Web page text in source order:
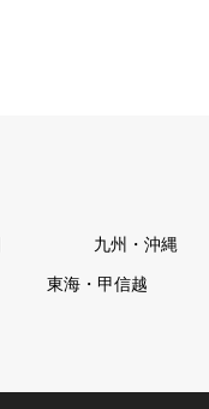
九州・沖縄
東海・甲信越